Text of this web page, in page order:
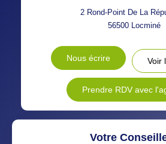
2 Rond-Point De La
56500 Locminé
Nous écrire Voir
Prendre RDV avec
Votre